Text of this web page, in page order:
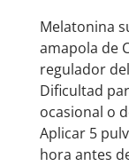
Melatonina
amapola de
regulador
Dificultad
ocasional o
Aplicar 5
hora antes